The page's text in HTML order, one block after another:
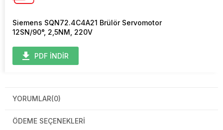
Siemens SQN72.4C4A21 Brülör Servomotor
12SN/90°, 2,5NM, 220V
PDF İNDİR
YORUMLAR(0)
ÖDEME SEÇENEKLERI